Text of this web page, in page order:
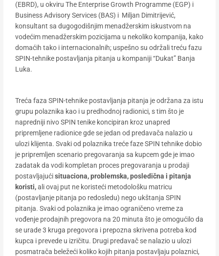
(EBRD), u okviru The Enterprise Growth Programme (EGP) i
Business Advisory Services (BAS) i Miljan Dimitrijević,
konsultant sa dugogodišnjim menadžerskim iskustvom na
vodećim menadžerskim pozicijama u nekoliko kompanija, kako
domaćih tako i internacionalnih; uspešno su održali treću fazu
SPIN-tehnike postavljanja pitanja u kompaniji “Dukat” Banja
Luka.
Treća faza SPIN-tehnike postavljanja pitanja je održana za istu
grupu polaznika kao i u predhodnoj radionici, s tim što je
napredniji nivo SPIN tenike koncipiran kroz unapred
pripremljene radionice gde se jedan od predavača nalazio u
ulozi klijenta. Svaki od polaznika treće faze SPIN tehnike dobio
je pripremljen scenario pregovaranja sa kupcem gde je imao
zadatak da vodi kompletan proces pregovaranja u prodaji
postavljajućisituaciona, problemska, posledična i pitanja
koristi,ali ovaj put ne koristeći metodološku matricu
(postavljanje pitanja po redosledu) nego ukštanja SPIN
pitanja. Svaki od polaznika je imao ograničeno vreme za
vođenje prodajnih pregovora na 20 minuta što je omogućilo da
se urade 3 kruga pregovora i prepozna skrivena potreba kod
kupca i prevede u izričitu. Drugi predavač se nalazio u ulozi
posmatrača beležeći koliko kojih pitanja postavljaju polaznici,